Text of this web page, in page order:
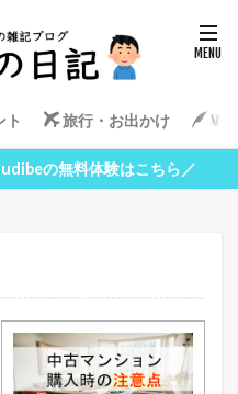
ト 旅行・お出かけ
の無料体験はこちら／